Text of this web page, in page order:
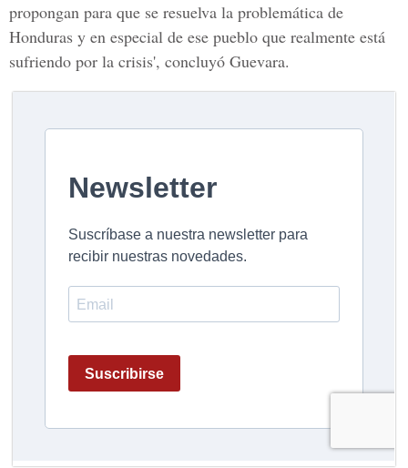
propongan para que se resuelva la problemática de
Honduras y en especial de ese pueblo que realmente está
sufriendo por la crisis', concluyó Guevara.